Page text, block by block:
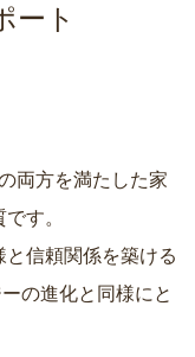
ート
両方を満たした家
す。
信頼関係を築ける